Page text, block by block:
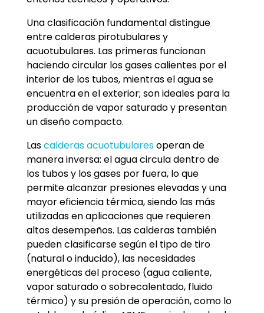
Una clasificación fundamental distingue
entre calderas pirotubulares y
acuotubulares. Las primeras funcionan
haciendo circular los gases calientes por el
interior de los tubos, mientras el agua se
encuentra en el exterior; son ideales para la
producción de vapor saturado y presentan
un diseño compacto.
Lascalderas acuotubularesoperan de
manera inversa: el agua circula dentro de
los tubos y los gases por fuera, lo que
permite alcanzar presiones elevadas y una
mayor eficiencia térmica, siendo las más
utilizadas en aplicaciones que requieren
altos desempeños. Las calderas también
pueden clasificarse según el tipo de tiro
(natural o inducido), las necesidades
energéticas del proceso (agua caliente,
vapor saturado o sobrecalentado, fluido
térmico) y su presión de operación, como lo